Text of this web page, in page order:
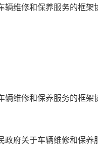
辆维修和保养服务的框架
辆维修和保养服务的框架
政府关于车辆维修和保养